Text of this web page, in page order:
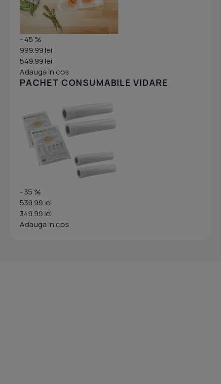
- 45 %
999.99 lei
549.99 lei
Adauga in cos
PACHET CONSUMABILE VIDARE
- 35 %
539.99 lei
349.99 lei
Adauga in cos